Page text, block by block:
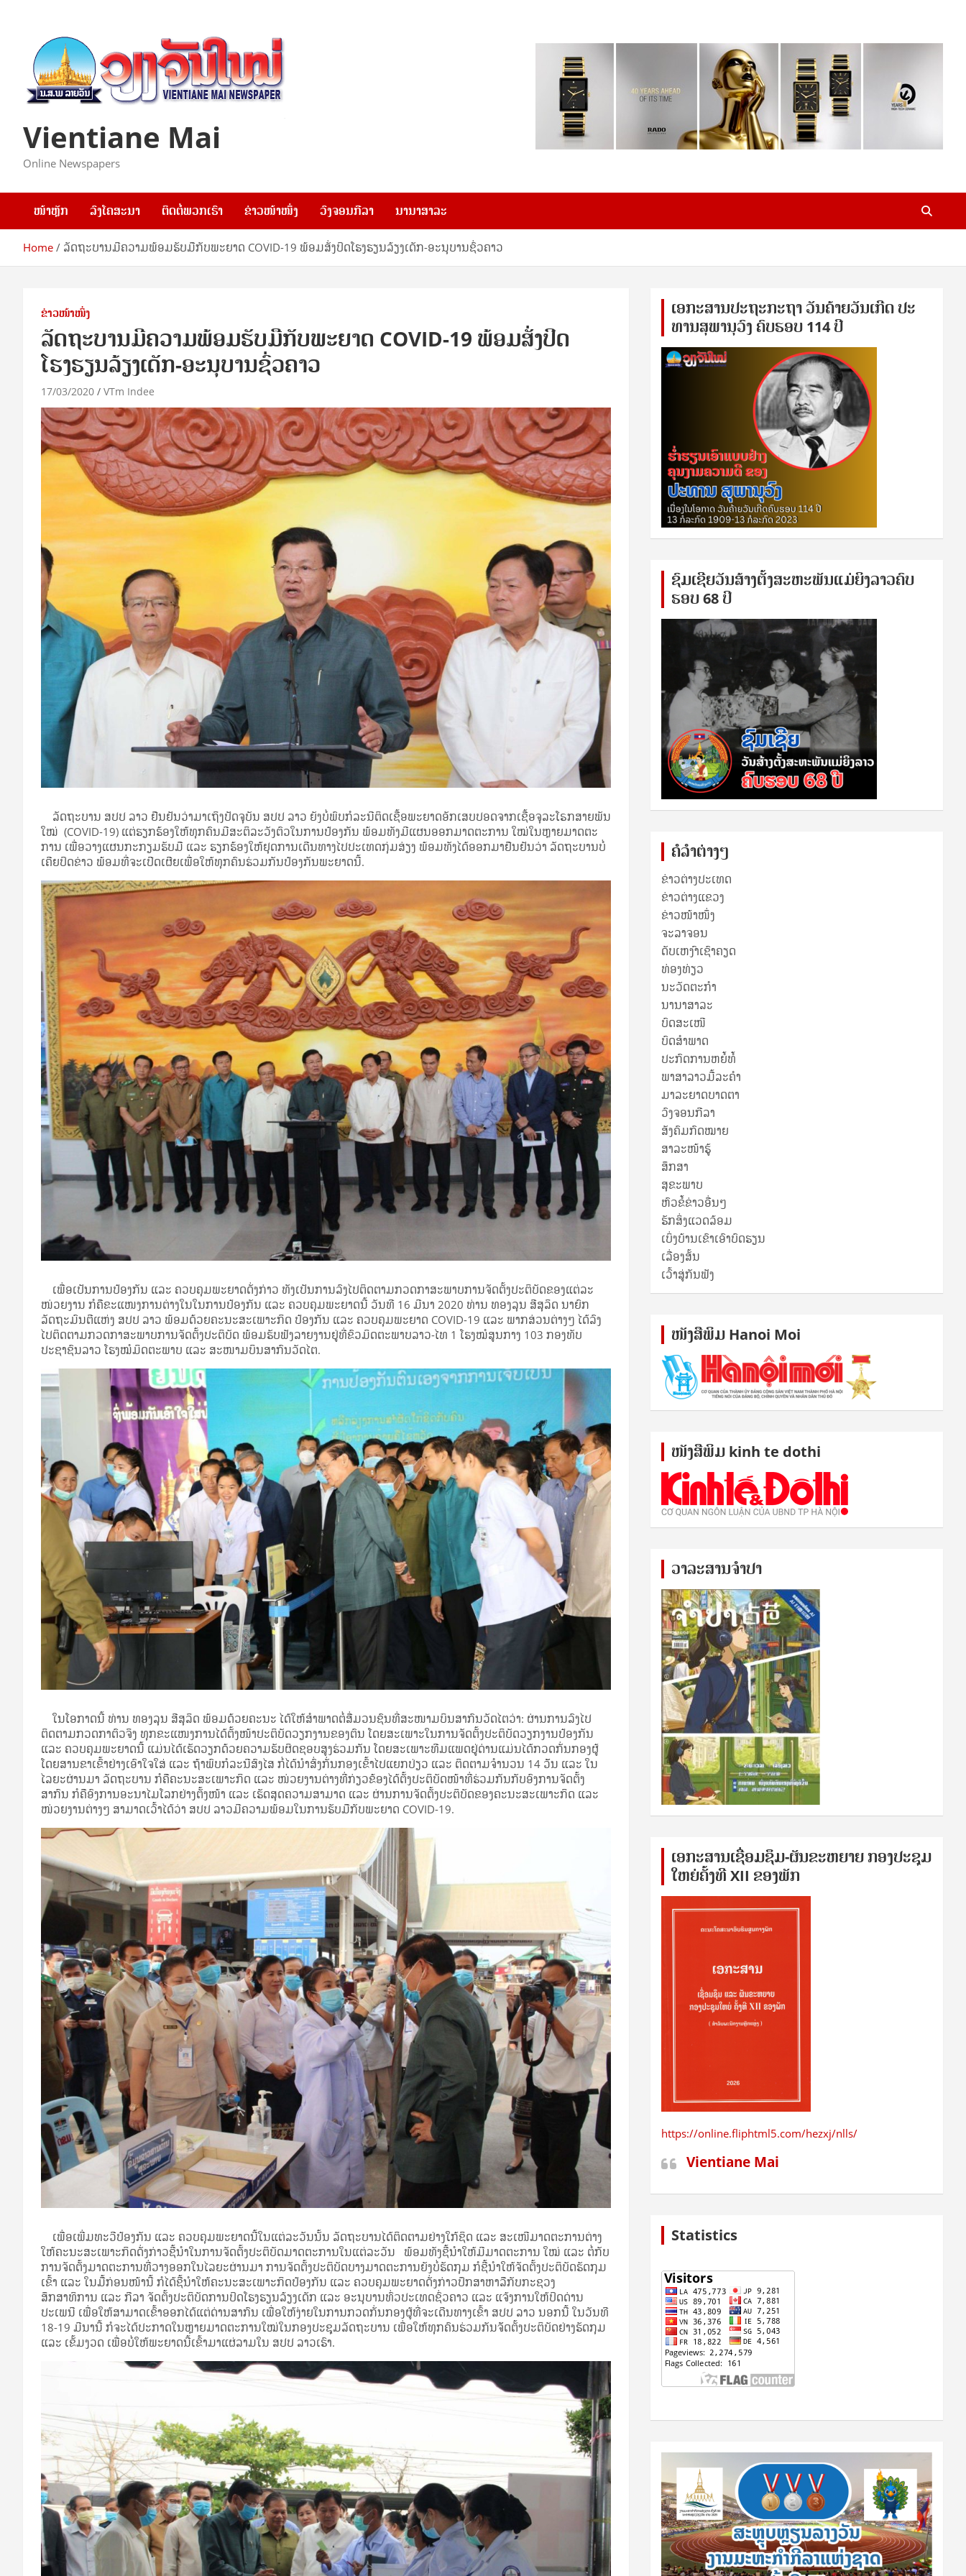
Vientiane Mai
Online Newspapers
ໜ້າຫຼັກ ລົງໂຄສະນາ ຕິດຕໍ່ພວກເຮົາ ຂ່າວໜ້າໜຶ່ງ ວົງຈອນກີລາ ນານາສາລະ
Home ລັດຖະບານມີຄວາມພ້ອມຮັບມືກັບພະຍາດ COVID-19 ພ້ອມສັ່ງປິດໂຮງຮຽນລ້ຽງເດັກ-ອະນຸບານຊົ່ວຄາວ​
ຂ່າວໜ້າໜຶ່ງ
ລັດຖະບານມີຄວາມພ້ອມຮັບມືກັບພະຍາດ COVID-19 ພ້ອມສັ່ງປິດ
ໂຮງຮຽນລ້ຽງເດັກ-ອະນຸບານຊົ່ວຄາວ​
17/03/2020 VTm Indee
ລັດຖະບານ ສປປ ລາວ ຢືນຢັນວ່າມາເຖິງປັດຈຸບັນ ສປປ ລາວ ຍັງບໍ່ພົບກໍລະນີຕິດເຊື້ອພະຍາດອັກເສບປອດຈາກເຊື້ອຈຸລະໂຣກສາຍພັນ
ໃໝ່ (COVID-19) ແຕ່ຮຽກຮ້ອງໃຫ້ທຸກຄົນມີສະຕິລະວັງຕົວໃນການປ້ອງກັນ ພ້ອມທັງມີແຜນອອກມາດຕະການ ໃໝ່ໃນຫຼາຍມາດຕະ
ການ ເພື່ອວາງແຜນກະກຽມຮັບມື ແລະ ຮຽກຮ້ອງໃຫ້ຢຸດການເດີນທາງໄປປະເທດກຸ່ມສ່ຽງ ພ້ອມທັງໄດ້ອອກມາຢືນຢັນວ່າ ລັດຖະບານບໍ່
ເຄີຍປິດຂ່າວ ພ້ອມທີ່ຈະເປີດເຜີຍເພື່ອໃຫ້ທຸກຄົນຮ່ວມກັນປ້ອງກັນພະຍາດນີ້.
ເພື່ອເປັນການປ້ອງກັນ ແລະ ຄວບຄຸມພະຍາດດັ່ງກ່າວ ທັງເປັນການລົງໄປຕິດຕາມກວດກາສະພາບການຈັດຕັ້ງປະຕິບັດຂອງແຕ່ລະ
ໜ່ວຍງານ ກໍຄືຂະແໜງການຕ່າງໃນໃນການປ້ອງກັນ ແລະ ຄວບຄຸມພະຍາດນີ້ ວັນທີ 16 ມີນາ 2020 ທ່ານ ທອງລຸນ ສີສຸລິດ ນາຍົກ
ລັດຖະມົນຕີແຫ່ງ ສປປ ລາວ ພ້ອມດ້ວຍຄະນະສະເພາະກິດ ປ້ອງກັນ ແລະ ຄວບຄຸມພະຍາດ COVID-19 ແລະ ພາກສ່ວນຕ່າງໆ ໄດ້ລົງ
ໄປຕິດຕາມກວດກາສະພາບການຈັດຕັ້ງປະຕິບັດ ພ້ອມຮັບຟັງລາຍງານຢູ່ທີ່ຂົວມິດຕະພາບລາວ-ໄທ 1 ໂຮງໝໍສູນກາງ 103 ກອງທັບ
ປະຊາຊົນລາວ ໂຮງໝໍມິດຕະພາບ ແລະ ສະໜາມບິນສາກົນວັດໄຕ.
ໃນໂອກາດນີ້ ທ່ານ ທອງລຸນ ສີສຸລິດ ພ້ອມດ້ວຍຄະນະ ໄດ້ໃຫ້ສຳພາດຕໍ່ສື່ມວນຊົນທີ່ສະໜາມບິນສາກົນວັດໄຕວ່າ: ຜ່ານການລົງໄປ
ຕິດຕາມກວດກາຕົວຈິງ ທຸກຂະແໜງການໄດ້ຕັ້ງໜ້າປະຕິບັດວຽກງານຂອງຕົນ ໂດຍສະເພາະໃນການຈັດຕັ້ງປະຕິບັດວຽກງານປ້ອງກັນ
ແລະ ຄວບຄຸມພະຍາດນີ້ ແມ່ນໄດ້ເຮັດວຽກດ້ວຍຄວາມຮັບຜິດຊອບສູງຮ່ວມກັນ ໂດຍສະເພາະທີມແພດຢູ່ດ່ານແມ່ນໄດ້ກວດກັ່ນກອງຜູ້
ໂດຍສານຂາເຂົ້າຢ່າງເອົາໃຈໃສ່ ແລະ ຖ້າພົບກໍລະນີສົງໄສ ກໍ່ໄດ້ນຳສົ່ງກັ່ນກອງເຂົ້າໄປແຍກປ່ຽວ ແລະ ຕິດຕາມຈຳນວນ 14 ວັັນ ແລະ ໃນ
ໄລຍະຜ່ານມາ ລັດຖະບານ ກໍຄືຄະນະສະເພາະກິດ ແລະ ໜ່ວຍງານຕ່າງທີ່ກ່ຽວຂ້ອງໄດ້ຕັ້ງປະຕິບັດໜ້າທີ່ຮ່ວມກັນກັບອົງການຈັດຕັ້ງ
ສາກົນ ກໍຄືອົງການອະນາໄມໂລກຢ່າງຕັ້ງໜ້າ ແລະ ເຮັດສຸດຄວາມສາມາດ ແລະ ຜ່ານການຈັດຕັ້ງປະຕິບັດຂອງຄະນະສະເພາະກິດ ແລະ
ໜ່ວຍງານຕ່າງໆ ສາມາດເວົ້າໄດ້ວ່າ ສປປ ລາວມີຄວາມພ້ອມໃນການຮັບມືກັບພະຍາດ COVID-19.
ເພື່ອເພີ່ມທະວີປ້ອງກັນ ແລະ ຄວບຄຸມພະຍາດນີ້ໃນແຕ່ລະວັນນັ້ນ ລັດຖະບານໄດ້ຕິດຕາມຢ່າງໃກ້ຊິດ ແລະ ສະເໜີມາດຕະການຕ່າງ
ໃຫ້ຄະນະສະເພາະກິດດັ່ງກ່າວຊີ້ນຳໃນການຈັດຕັ້ງປະຕິບັດມາດຕະການໃນແຕ່ລະວັນ ພ້ອມທັງຊີ້ນຳໃຫ້ມີມາດຕະການ ໃໝ່ ແລະ ຕໍ່ກັບ
ການຈັດຕັ້ງມາດຕະການທີ່ວາງອອກໃນໄລຍະຜ່ານມາ ການຈັດຕັ້ງປະຕິບັດບາງມາດຕະການຍັງບໍ່ຮັດກຸມ ກໍຊີ້ນຳໃຫ້ຈັດຕັ້ງປະຕິບັດຮັດກຸມ
ເຂົ້າ ແລະ ໃນມື້ກ່ອນໜ້ານີ້ ກໍໄດ້ຊີ້ນຳໃຫ້ຄະນະສະເພາະກິດປ້ອງກັນ ແລະ ຄວບຄຸມພະຍາດດັ່ງກ່າວປຶກສາຫາລືກັບກະຊວງ
ສຶກສາທິການ ແລະ ກີລາ ຈັດຕັ້ງປະຕິບັດການປິດໂຮງຮຽນລ້ຽງເດັກ ແລະ ອະນຸບານທົ່ວປະເທດຊົ່ວຄາວ ແລະ ແຈ້ງການໃຫ້ປິດດ່ານ
ປະເພນີ ເພື່ອໃຫ້ສາມາດເຂົ້າອອກໄດ້ແຕ່ດ່ານສາກົນ ເພື່ອໃຫ້ງ່າຍໃນການກວດກັ່ນກອງຜູ້ທີ່ຈະເດີນທາງເຂົ້າ ສປປ ລາວ ນອກນີ້ ໃນວັນທີ
18-19 ມີນານີ້ ກໍຈະໄດ້ປະກາດໃນຫຼາຍມາດຕະການໃໝ່ໃນກອງປະຊຸມລັດຖະບານ ເພື່ອໃຫ້ທຸກຄົນຮ່ວມກັນຈັັດຕັ້ງປະຕິບັດຢ່າງຮັດກຸມ
ແລະ ເຂັ້ມງວດ ເພື່ອບໍ່ໃຫ້ພະຍາດນີ້ເຂົ້າມາແຜ່ລາມໃນ ສປປ ລາວເຮົາ.
ເອ​ກະ​ສານ​ປະ​ຖະ​ກະ​ຖ​າ ວັນ​ຄ້າຍ​ວັນ​ເກີດ ປ​ະ​
ທານ​ສຸ​ພາ​ນຸ​ວົງ ຄົບ​ຮອບ 114 ປີ
ຊົ​ມ​ເຊີຍ​ວັນ​ສ້າງ​ຕັ້ງ​ສະ​ຫະ​ພັນ​ແມ່​ຍິງ​​ລາວຄົບ​
ຮອບ 68 ປິ
ຄໍລຳຕ່າງໆ
ຂ່າວຕ່າງປະເທດ
ຂ່າວ​ຕ່າງ​ແຂວງ
ຂ່າວໜ້າໜຶ່ງ
ຈະລາຈອນ
ດັບເຫງົາເຊົາຄຽດ
ທ່ອງທ່ຽວ
ນະວັດຕະກໍາ
ນານາສາລະ
ບົດສະເໜີ
ບົດສໍາພາດ
ປະກົດການຫຍໍ້ທໍ້
ພາສາລາວມື້ລະຄຳ
ມາລະຍາດບາດຕາ
ວົງຈອນກີລາ
ສັງຄົມກົດໝາຍ
ສາລະໜ້າຮູ້
ສຶກສາ
ສຸ​ຂະ​ພາບ
ຫົວຂໍ້ຂ່າວອື່ນໆ
ຮັກສິ່ງແວດລ້ອມ
ເບິ່ງບ້ານເຂົາເອົາບົດຮຽນ
ເລື່ອງສັ້ນ
ເວົ້າສູ່ກັນຟັງ
ໜັງ​ສື​ພິມ Hanoi Moi
ໜັງ​ສື​ພິມ kinh te dothi
ວາລະສານຈຳປາ
ເອກ​ະ​ສານ​ເຊ​ື່ອມ​ຊ​ຶມ-ຜັນ​ຂະ​ຫ​ຍາຍ ກອງ​ປະ​ຊຸມ​
ໃຫຍ່​ຄັ້ງ​ທີ XII ຂອງ​ພັກ
https://online.fliphtml5.com/hezxj/nlls/
Vientiane Mai
Statistics